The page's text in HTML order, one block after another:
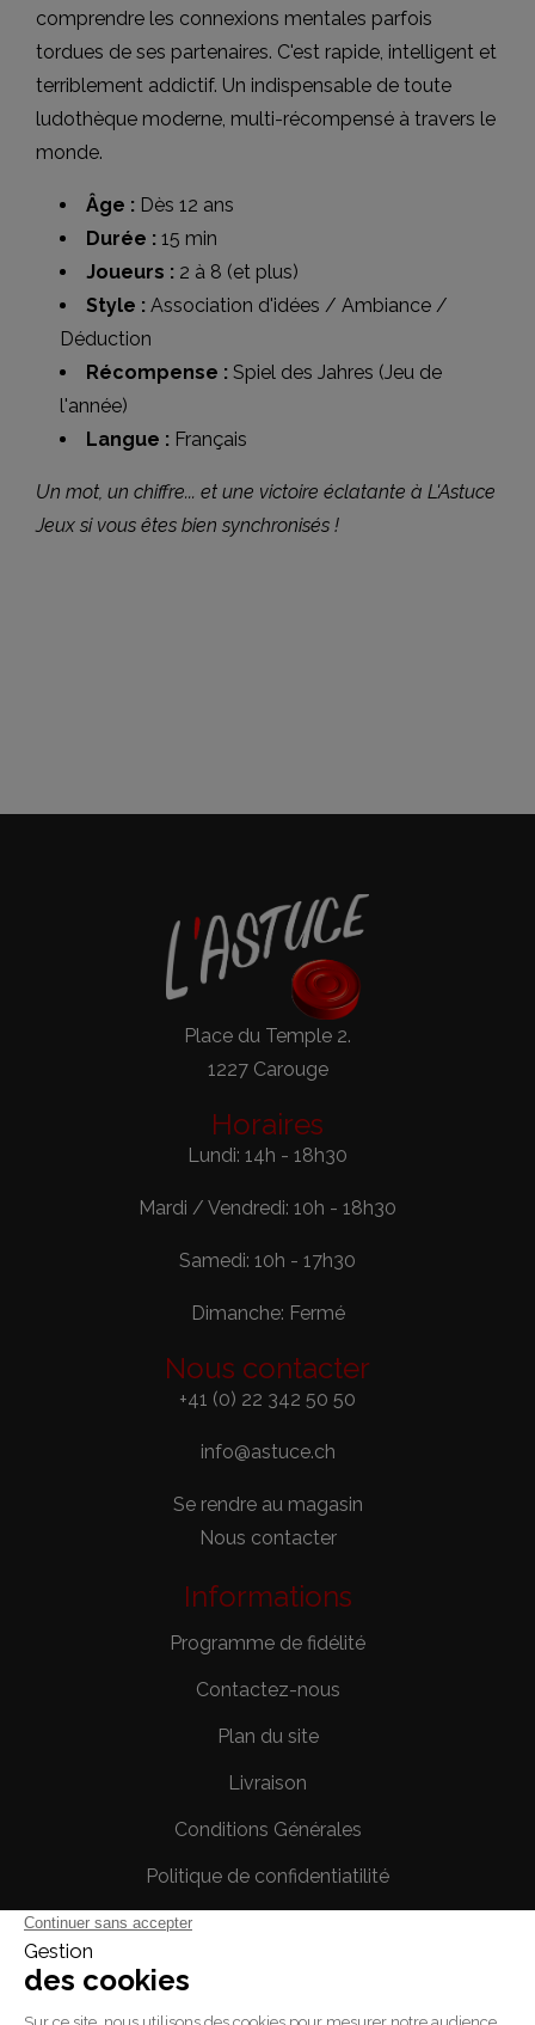
comprendre les connexions mentales parfois
tordues de ses partenaires. C'est rapide, intelligent et
terriblement addictif. Un indispensable de toute
ludothèque moderne, multi-récompensé à travers le
monde.
Âge : Dès 12 ans
Durée : 15 min
Joueurs : 2 à 8 (et plus)
Style : Association d'idées / Ambiance /
Déduction
Récompense : Spiel des Jahres (Jeu de
l'année)
Langue : Français
Un mot, un chiffre... et une victoire éclatante à L'Astuce
Jeux si vous êtes bien synchronisés !
Place du Temple 2.
1227 Carouge
Horaires
Lundi: 14h - 18h30
Mardi / Vendredi: 10h - 18h30
Samedi: 10h - 17h30
Dimanche: Fermé
Nous contacter
+41 (0) 22 342 50 50
info@astuce.ch
Se rendre au magasin
Nous contacter
Informations
Programme de fidélité
Contactez-nous
Plan du site
Livraison
Conditions Générales
Politique de confidentiatilité
Votre compte